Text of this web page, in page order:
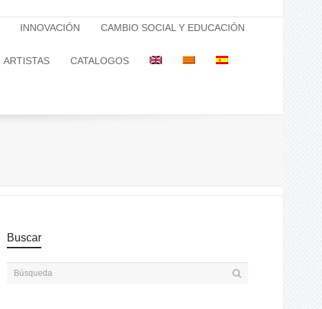
INNOVACIÓN CAMBIO SOCIAL Y EDUCACIÓN
ARTISTAS CATALOGOS
Buscar